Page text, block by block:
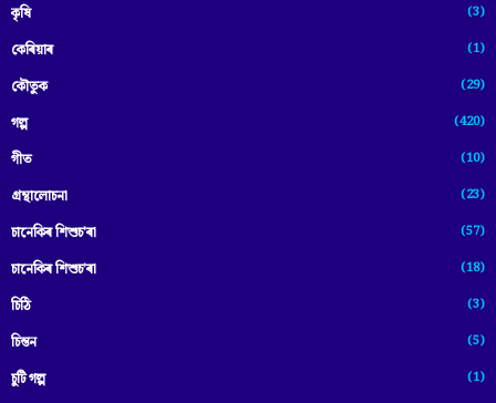
কৃষি (3)
কেৰিয়াৰ (1)
কৌতুক (29)
গল্প (420)
গীত (10)
গ্ৰন্থালোচনা (23)
চানেকিৰ শিশুচ'ৰা (57)
চানেকিৰ শিশুচ’ৰা (18)
চিঠি (3)
চিন্তন (5)
চুটি গল্প (1)